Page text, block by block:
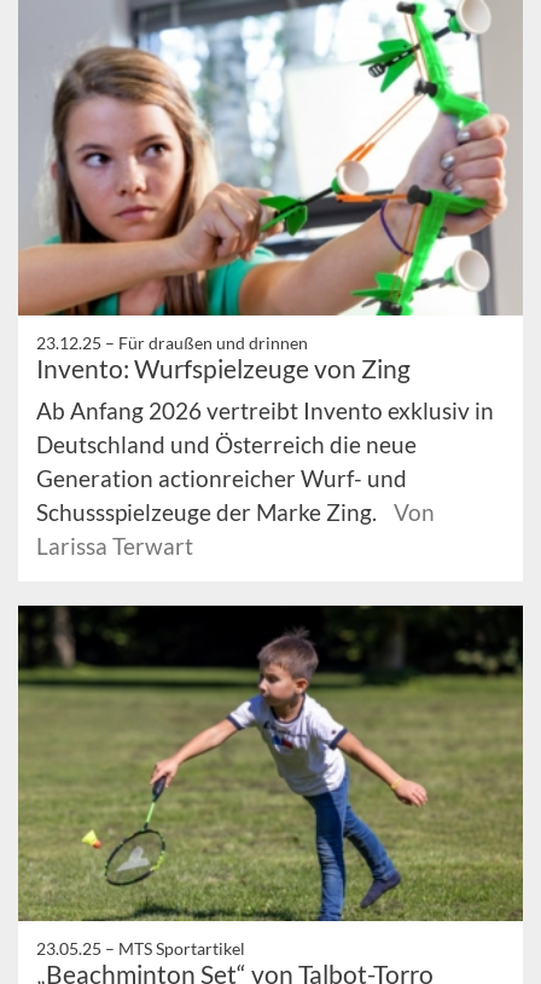
23.12.25 – Für draußen und drinnen
Invento: Wurfspielzeuge von Zing
Ab Anfang 2026 vertreibt Invento exklusiv in
Deutschland und Österreich die neue
Generation actionreicher Wurf- und
Schussspielzeuge der Marke Zing.
Von
Larissa Terwart
23.05.25 – MTS Sportartikel
„Beachminton Set“ von Talbot-Torro